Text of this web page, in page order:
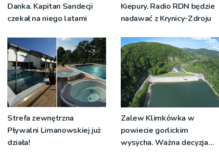
Danka. Kapitan Sandecji
czekał na niego latami
Kiepury. Radio RDN będzie
nadawać z Krynicy-Zdroju
Strefa zewnętrzna
Pływalni Limanowskiej już
działa!
Zalew Klimkówka w
powiecie gorlickim
wysycha. Ważna decyzja